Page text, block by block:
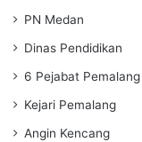
PN Medan
Dinas Pendidikan
6 Pejabat Pemalang
Kejari Pemalang
Angin Kencang